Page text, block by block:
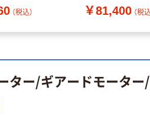
（税込） ￥81,400 （税込
ター/ギアードモータ